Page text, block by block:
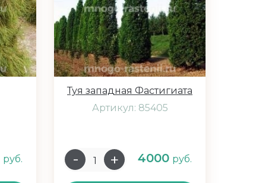
руб.
Туя западная Фастигиата
Артикул: 85405
4000 руб.